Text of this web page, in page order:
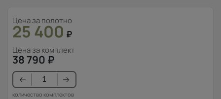
Цена за полотно
25 400 ₽
Цена за комплект
38 790 ₽
количество комплектов